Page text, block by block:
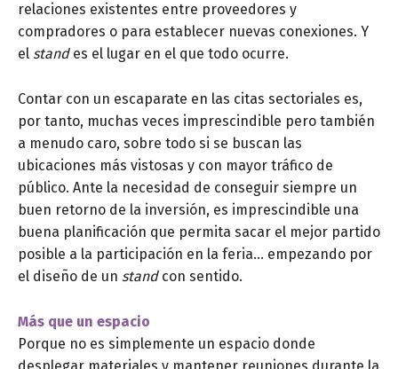
relaciones existentes entre proveedores y
compradores o para establecer nuevas conexiones. Y
el standes el lugar en el que todo ocurre.
Contar con un escaparate en las citas sectoriales es,
por tanto, muchas veces imprescindible pero también
a menudo caro, sobre todo si se buscan las
ubicaciones más vistosas y con mayor tráfico de
público. Ante la necesidad de conseguir siempre un
buen retorno de la inversión, es imprescindible una
buena planificación que permita sacar el mejor partido
posible a la participación en la feria… empezando por
el diseño de un standcon sentido.
Más que un espacio
Porque no es simplemente un espacio donde